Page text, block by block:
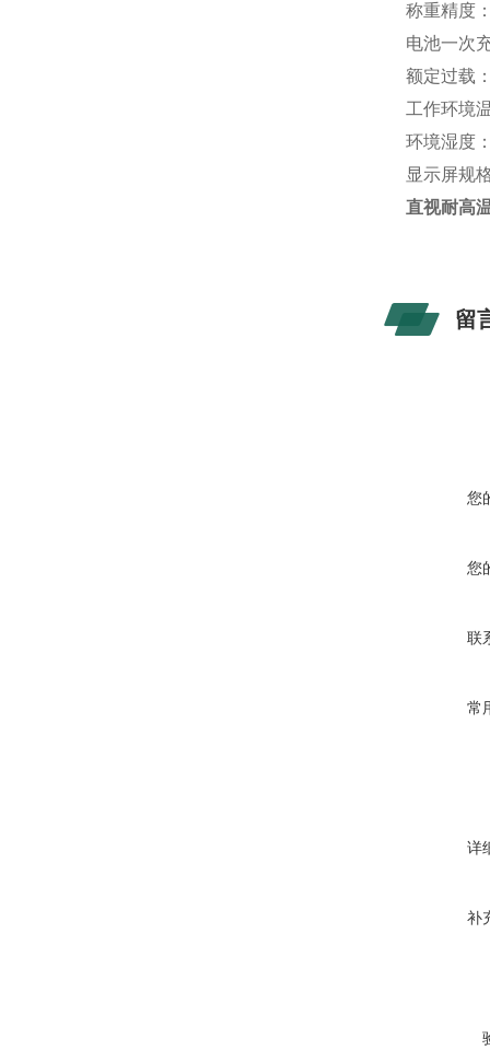
称重精度
电池一次
额定过载
工作环境
环境湿度
显示屏规
直视耐高
留
您
您
联
常
详
补